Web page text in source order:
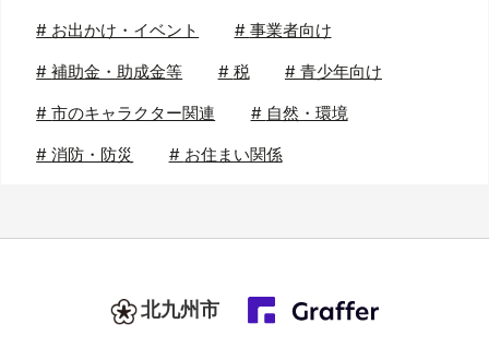
# お出かけ・イベント # 事業者向け
#補助金・助成金等 # 税 # 青少年向け
#市のキャラクター関連 # 自然・環境
#消防・防災 # お住まい関係
北九州市